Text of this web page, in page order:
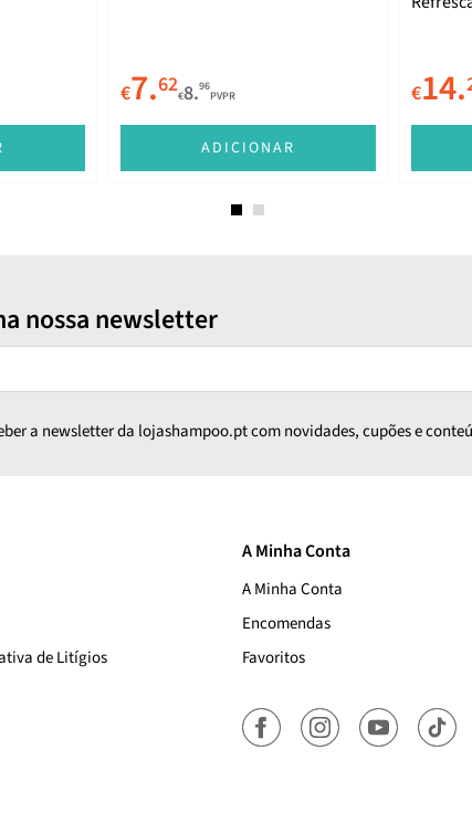
€7.62€8.96
PVPR
ADICIONAR
€14.
nossa newsletter
a newsletter da lojashampoo.pt com novidades, cupões e
de Litígios
A Minha Conta
A Minha Conta
Encomendas
Favoritos